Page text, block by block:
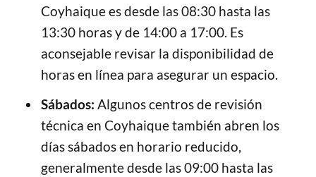
Coyhaique es desde las 08:30 hasta las
13:30 horas y de 14:00 a 17:00. Es
aconsejable revisar la disponibilidad de
horas en línea para asegurar un espacio.
Sábados: Algunos centros de revisión
técnica en Coyhaique también abren los
días sábados en horario reducido,
generalmente desde las 09:00 hasta las